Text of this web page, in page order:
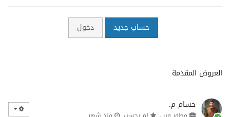
حساب جديد دخول
العروض المقدمة
حسام م.